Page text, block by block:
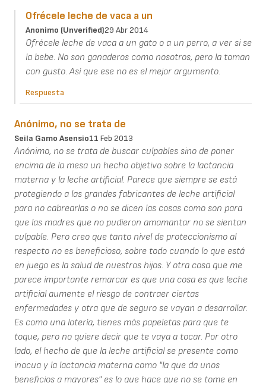
Ofrécele leche de vaca a un
Anonimo (unverified)29 Abr 2014
Ofrécele leche de vaca a un gato o a un perro, a ver si se
la bebe. No son ganaderos como nosotros, pero la toman
con gusto. Así que ese no es el mejor argumento.
Respuesta
Anónimo, no se trata de
Seila Gamo Asensio11 Feb 2013
Anónimo, no se trata de buscar culpables sino de poner
encima de la mesa un hecho objetivo sobre la lactancia
materna y la leche artificial. Parece que siempre se está
protegiendo a las grandes fabricantes de leche artificial
para no cabrearlas o no se dicen las cosas como son para
que las madres que no pudieron amamantar no se sientan
culpable. Pero creo que tanto nivel de proteccionismo al
respecto no es beneficioso, sobre todo cuando lo que está
en juego es la salud de nuestros hijos. Y otra cosa que me
parece importante remarcar es que una cosa es que leche
artificial aumente el riesgo de contraer ciertas
enfermedades y otra que de seguro se vayan a desarrollar.
Es como una lotería, tienes más papeletas para que te
toque, pero no quiere decir que te vaya a tocar. Por otro
lado, el hecho de que la leche artificial se presente como
inocua y la lactancia materna como "la que da unos
beneficios a mayores" es lo que hace que no se tome en